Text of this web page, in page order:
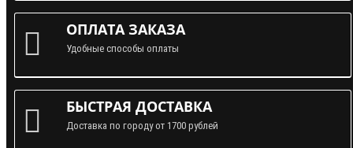
ОПЛАТА ЗАКАЗА
Удобные способы оплаты
БЫСТРАЯ ДОСТАВКА
Доставка по городу от 1700 рублей